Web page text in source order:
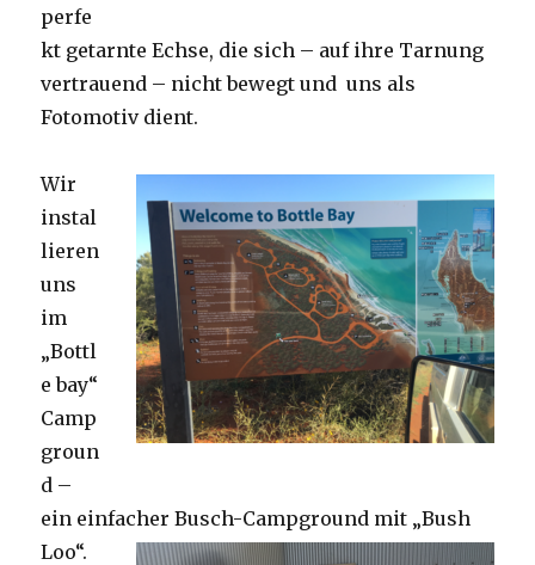
perfe
kt getarnte Echse, die sich – auf ihre Tarnung
vertrauend – nicht bewegt und uns als
Fotomotiv dient.
Wir
instal
lieren
uns
im
„Bottl
e bay“
Camp
groun
d –
ein einfacher Busch-Campground mit „Bush
Loo“.